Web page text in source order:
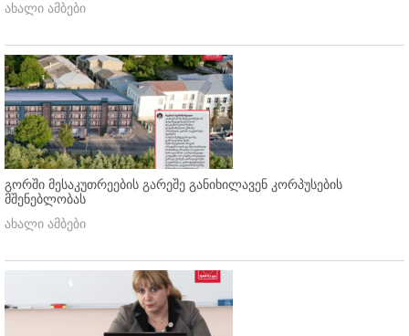
ახალი ამბები
გორში მესაკუთრეების გარეშე განიხილავენ კორპუსების
მშენებლობას
ახალი ამბები